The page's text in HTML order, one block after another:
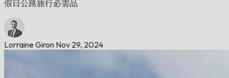
假日公路旅行必需品
Lorraine Giron Nov 29, 2024